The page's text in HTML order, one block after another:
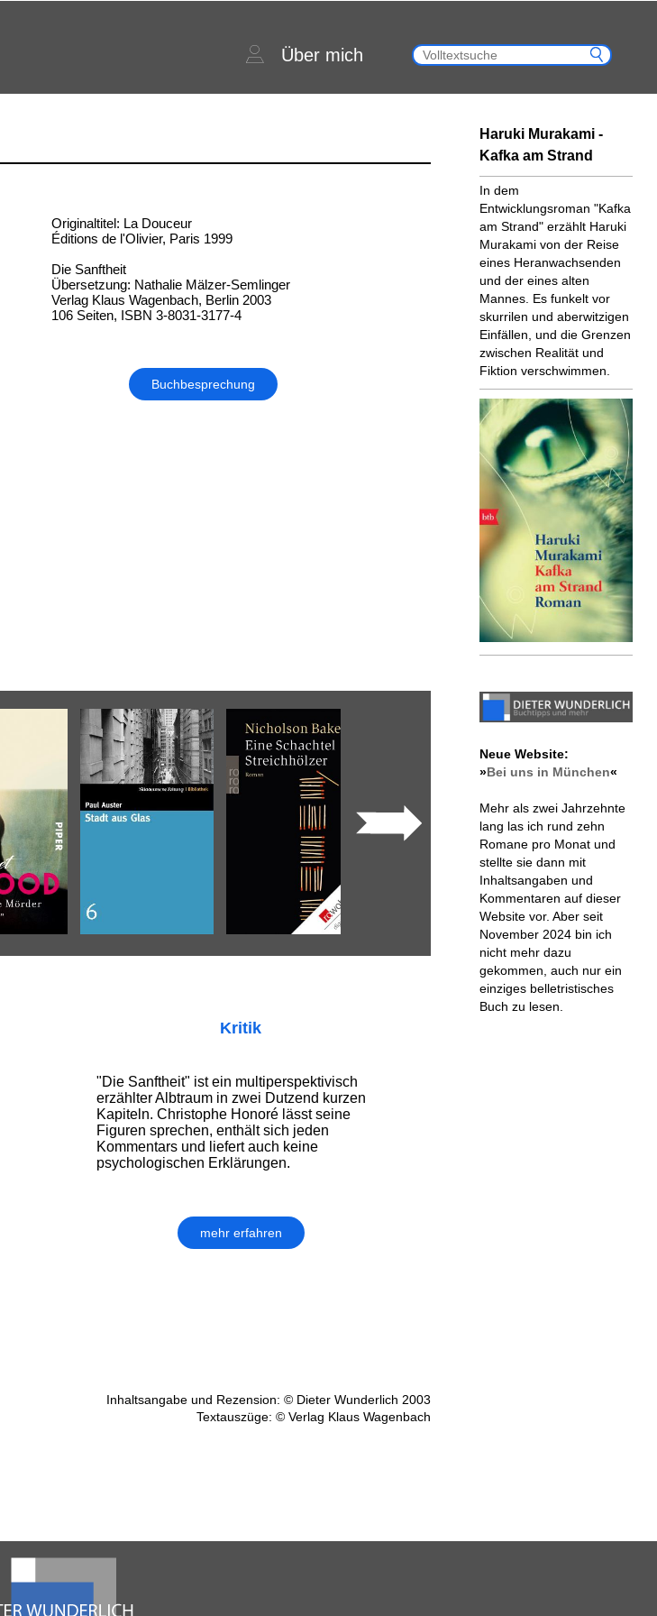
Über mich
Originaltitel: La Douceur
Éditions de l'Olivier, Paris 1999
Die Sanftheit
Übersetzung: Nathalie Mälzer-Semlinger
Verlag Klaus Wagenbach, Berlin 2003
106 Seiten, ISBN 3-8031-3177-4
Buchbesprechung
Kritik
"Die Sanftheit" ist ein multiperspektivisch
erzählter Albtraum in zwei Dutzend kurzen
Kapiteln. Christophe Honoré lässt seine
Figuren sprechen, enthält sich jeden
Kommentars und liefert auch keine
psychologischen Erklärungen.
mehr erfahren
Inhaltsangabe und Rezension: © Dieter Wunderlich 2003
Textauszüge: © Verlag Klaus Wagenbach
Haruki Murakami -
Kafka am Strand
In dem
Entwicklungsroman "Kafka
am Strand" erzählt Haruki
Murakami von der Reise
eines Heranwachsenden
und der eines alten
Mannes. Es funkelt vor
skurrilen und aberwitzigen
Einfällen, und die Grenzen
zwischen Realität und
Fiktion verschwimmen.
Neue Website:
»Bei uns in München«
Mehr als zwei Jahrzehnte
lang las ich rund zehn
Romane pro Monat und
stellte sie dann mit
Inhaltsangaben und
Kommentaren auf dieser
Website vor. Aber seit
November 2024 bin ich
nicht mehr dazu
gekommen, auch nur ein
einziges belletristisches
Buch zu lesen.